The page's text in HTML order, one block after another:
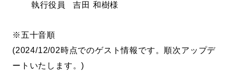
執行役員 吉田 和樹様
※五十音順
(2024/12/02時点でのゲスト情報です。順次アップデ
ートいたします。)